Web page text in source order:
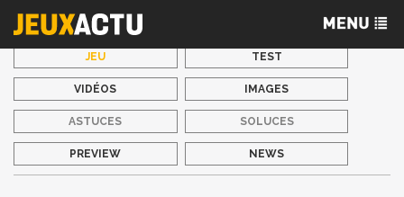
JEU TEST
VIDÉOS IMAGES
ASTUCES SOLUCES
PREVIEW NEWS